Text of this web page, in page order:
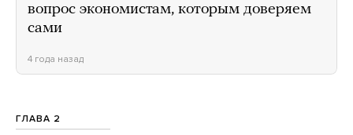
вопрос экономистам, которым доверяем
сами
4 года назад
ГЛАВА 2